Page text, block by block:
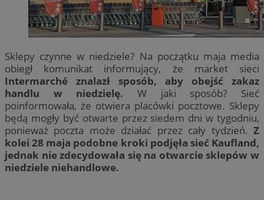
Sklepy czynne w niedziele? Na początku maja media
obiegł komunikat informujący, że market sieci
Intermarché znalazł sposób, aby obejść zakaz
handlu w niedzielę. W jaki sposób? Sieć
poinformowała, że otwiera placówki pocztowe. Sklepy
będą mogły być otwarte przez siedem dni w tygodniu,
ponieważ poczta może działać przez cały tydzień. Z
kolei 28 maja podobne kroki podjęła sieć Kaufland,
jednak nie zdecydowała się na otwarcie sklepów w
niedziele niehandlowe.